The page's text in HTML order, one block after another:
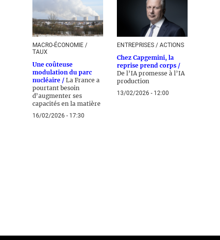
MACRO-ÉCONOMIE /
TAUX
Une coûteuse
modulation du parc
nucléaire / La France a
pourtant besoin
d’augmenter ses
capacités en la matière
16/02/2026 - 17:30
ENTREPRISES / ACTIONS
Chez Capgemini, la
reprise prend corps /
De l’IA promesse à l’IA
production
13/02/2026 - 12:00